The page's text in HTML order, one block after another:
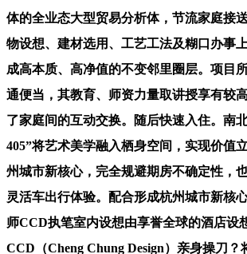
体的全业态大型贸易分析体，节流家庭接
物设想、建材选用、工艺工法及糊口办事
成高本质、高净值的不变邻里圈层。项目
通便当，其教育、师资力量取讲授享有较
了家庭间的互动交换。随后快速入住。南
405”将艺术美学融入栖身空间，实现价值
州城市新核心，完全规避期房不确定性，
灵活车出行体验。配合形成杭州城市新核
师CCD执笔室内设想由享誉全球的酒店设
CCD（Cheng Chung Design）亲身操刀？